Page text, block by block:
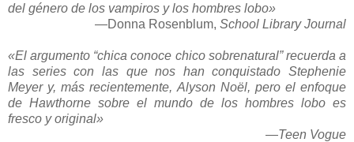
del género de los vampiros y los hombres lobo»
—Donna Rosenblum, School Library Journal
«El argumento “chica conoce chico sobrenatural” recuerda a
las series con las que nos han conquistado Stephenie
Meyer y, más recientemente, Alyson Noël, pero el enfoque
de Hawthorne sobre el mundo de los hombres lobo es
fresco y original»
—Teen Vogue